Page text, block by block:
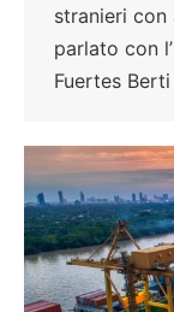
stranieri con
parlato con
Fuertes Berti